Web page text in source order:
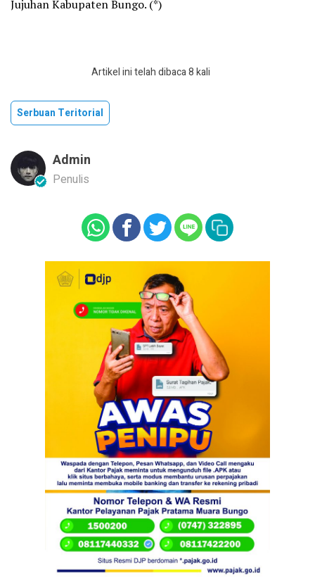
Jujuhan Kabupaten Bungo. (*)
Artikel ini telah dibaca 8 kali
Serbuan Teritorial
Admin
Penulis